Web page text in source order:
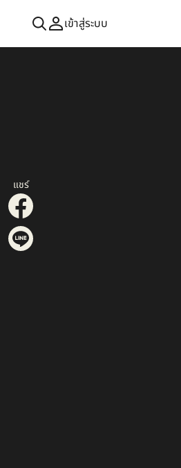
เข้าสู่ระบบ
แชร์